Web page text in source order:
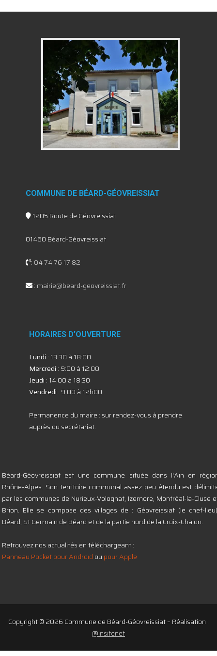
COMMUNE DE BÉARD-GÉOVREISSIAT
1205 Route de Géovreissiat
01460 Béard-Géovreissiat
: 04 74 76 17 82
: mairie@beard-geovreissiat.fr
HORAIRES D’OUVERTURE
Lundi : 13:30 à 18:00
Mercredi : 9:00 à 12:00
Jeudi : 14:00 à 18:30
Vendredi : 9:00 à 12h00
Permanence du maire : sur rendez-vous à prendre
auprès du secrétariat.
Béard-Géovreissiat est une commune située dans l'Ain en
Rhône-Alpes. Son territoire communal assez peu étendu est
par les communes de Nurieux-Volognat, Izernore, Montréal-la-Cluse
Brion. Elle se compose des villages de : Géovreissiat (le chef-
Béard, St Germain de Béard et de la partie nord de la Croix-Chalon.
Retrouvez nos actualités en téléchargeant :
Panneau Pocket pour Androïd ou pour Apple
Copyright © 2026 Commune de Béard-Géovreissiat – Réalisation :
@insitenet